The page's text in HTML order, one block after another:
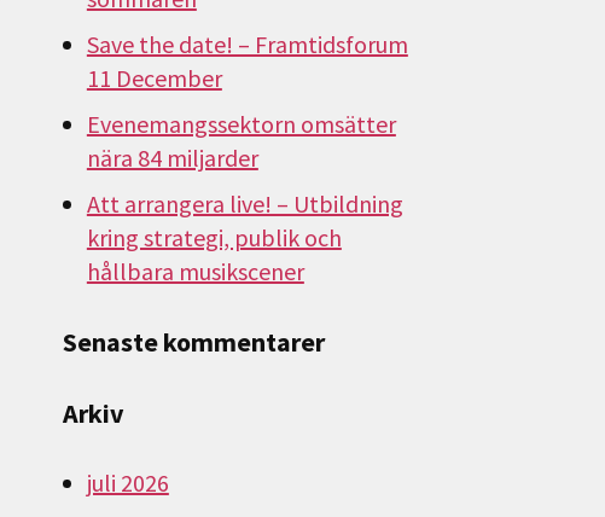
Save the date! – Framtidsforum
11 December
Evenemangssektorn omsätter
nära 84 miljarder
Att arrangera live! – Utbildning
kring strategi, publik och
hållbara musikscener
Senaste kommentarer
Arkiv
juli 2026